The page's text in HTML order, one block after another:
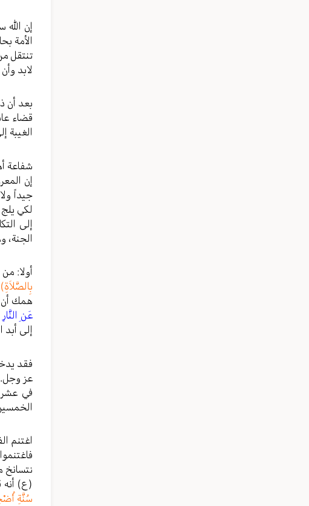
إن
الأمة
تنتقل
لابد
بعد أن
قضاء
الغيبة
شفاعة
إن
جيداً
لكي
إلى
الجنة،
أولا:
بِالصَّلاَةِ)
همك أن
عَنِ
إلى أبد
فقد
عز
في
اغتنم
(ع) أنه
سُنَّةِ